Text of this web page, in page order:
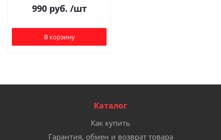
990руб. /шт
В корзину
Каталог
Как купить
Гарантия, обмен и возврат товара